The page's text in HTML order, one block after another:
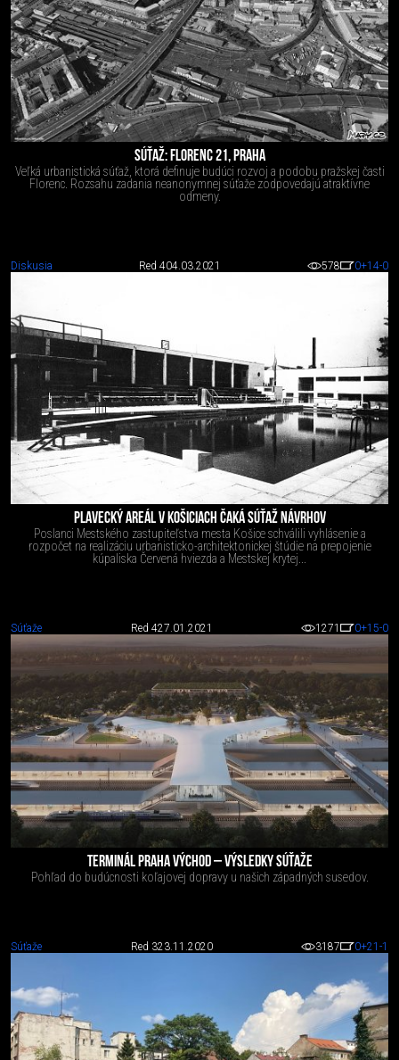
SÚŤAŽ: FLORENC 21, PRAHA
Veľká urbanistická súťaž, ktorá definuje budúci rozvoj a podobu pražskej časti
Florenc. Rozsahu zadania neanonymnej súťaže zodpovedajú atraktívne
odmeny.
Diskusia Red 404.03.2021 578 0+14-0
PLAVECKÝ AREÁL V KOŠICIACH ČAKÁ SÚŤAŽ NÁVRHOV
Poslanci Mestského zastupiteľstva mesta Košice schválili vyhlásenie a
rozpočet na realizáciu urbanisticko-architektonickej štúdie na prepojenie
kúpaliska Červená hviezda a Mestskej krytej...
Súťaže Red 427.01.2021 1271 0+15-0
TERMINÁL PRAHA VÝCHOD – VÝSLEDKY SÚŤAŽE
Pohľad do budúcnosti koľajovej dopravy u našich západných susedov.
Súťaže Red 323.11.2020 3187 0+21 -1